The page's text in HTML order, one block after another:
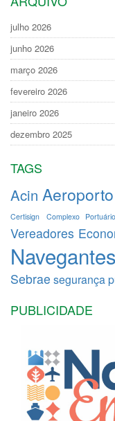
julho 2026
junho 2026
março 2026
fevereiro 2026
janeiro 2026
dezembro 2025
TAGS
Acin Aeroporto
Certisign Complexo Portuário
Vereadores
Navegantes
Sebrae segurança
PUBLICIDADE